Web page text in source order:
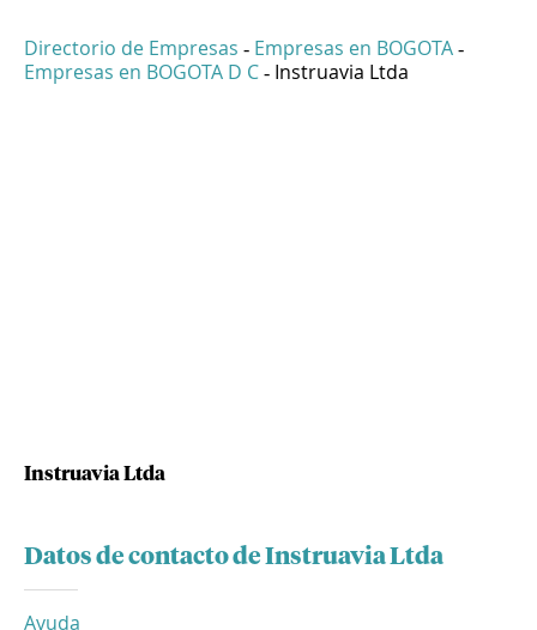
Directorio de Empresas - Empresas en BOGOTA -
Empresas en BOGOTA D C - Instruavia Ltda
Instruavia Ltda
Datos de contacto de Instruavia Ltda
Ayuda